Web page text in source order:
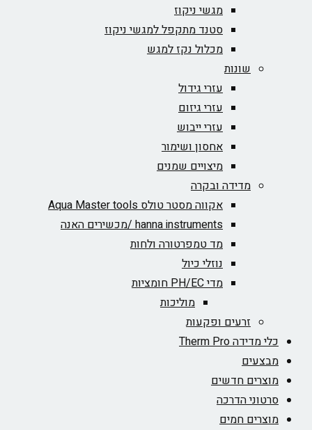
מגשי ניקוז
סטנד מתקפל למגשי ניקוז
מכלול נקז למגש
שונות
עזרי גידול
עזרי גיזום
עזרי ייבוש
אחסון ושימור
מיצויים שמנים
מדידה ובקרה
אקווה מסטר טולס Aqua Master tools
hanna instruments /מכשירים האנה
מד טמפרטורה ולחות
נוזלי כיול
מדי PH/EC חומציות
מוליכות
זרעים ופקעות
כלי מדידה Therm Pro
מבצעים
מוצרים חדשים
סרטוני הדרכה
מוצרים חמים